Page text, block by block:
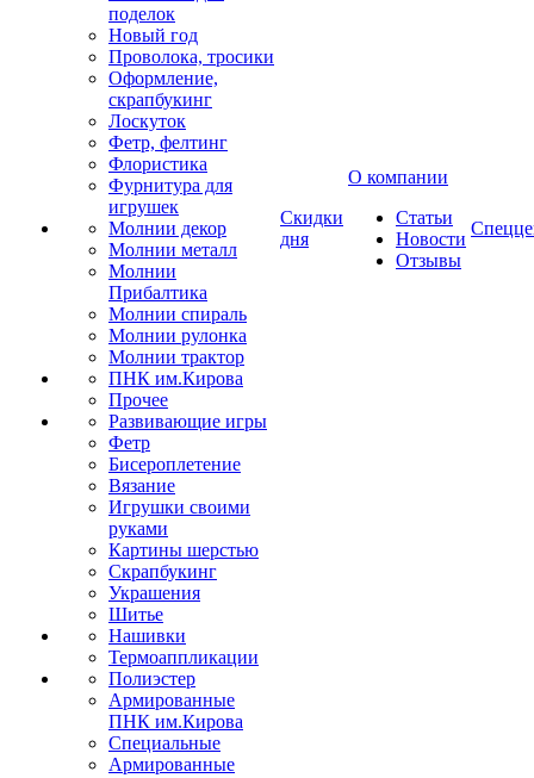
поделок
Новый год
Проволока, тросики
Оформление,
скрапбукинг
Лоскуток
Фетр, фелтинг
Флористика
Фурнитура для
игрушек
Молнии декор
Молнии металл
Молнии
Прибалтика
Молнии спираль
Молнии рулонка
Молнии трактор
ПНК им.Кирова
Прочее
Развивающие игры
Фетр
Бисероплетение
Вязание
Игрушки своими
руками
Картины шерстью
Скрапбукинг
Украшения
Шитье
Нашивки
Термоаппликации
Полиэстер
Армированные
ПНК им.Кирова
Специальные
Армированные
Скидки
дня
О компании
Статьи
Новости
Отзывы